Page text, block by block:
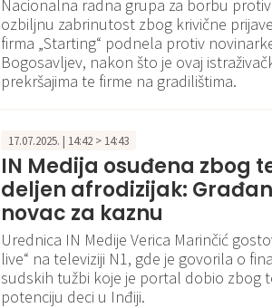
Nacionalna radna grupa za borbu protiv
ozbiljnu zabrinutost zbog krivične
firma „Starting“ podnela protiv
Bogosavljev, nakon što je ovaj
prekršajima te firme na gradilištima.
17.07.2025. | 14:42 > 14:43
IN Medija osuđena zbog
deljen afrodizijak:
novac za kaznu
Urednica IN Medije Verica Marinčić
live“ na televiziji N1, gde je govorila o
sudskih tužbi koje je portal dobio zbog
potenciju deci u Inđiji.